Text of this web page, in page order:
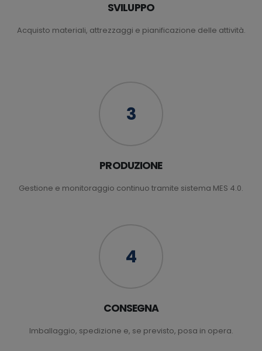
SVILUPPO
Acquisto materiali, attrezzaggi e pianificazione delle attività.
3
PRODUZIONE
Gestione e monitoraggio continuo tramite sistema MES 4.0.
4
CONSEGNA
Imballaggio, spedizione e, se previsto, posa in opera.